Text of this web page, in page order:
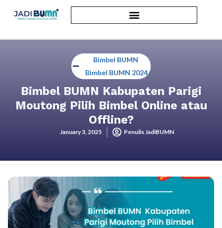
Bimbel BUMN
Bimbel BUMN 2024
Bimbel BUMN Kabupaten Parigi
Moutong Pilih Bimbel Online atau
Offline?
January 3, 2025 Penulis JadiBUMN